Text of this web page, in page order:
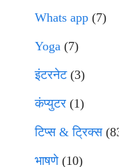
Whats app (7)
Yoga (7)
इंटरनेट(3)
कंप्युटर (1)
टिप्स & ट्रिक्स
भाषणे(10)